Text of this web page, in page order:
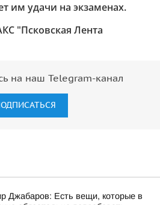
им удачи на экзаменах.
"Псковская Лента
на наш Telegram-канал
Джабаров: Есть вещи, которые в